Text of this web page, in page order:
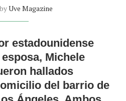
Uve Magazine
estadounidense
Michele
hallados
del barrio de